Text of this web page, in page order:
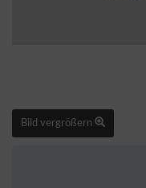
Bild vergrößern